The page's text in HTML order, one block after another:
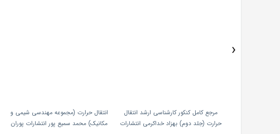
مرجع کامل کنکور کارشناسی ارشد انتقال
حرارت (جلد دوم) بهزاد خداکرمی انتشارات
انتقال حرارت (مجموعه مهندسی شیمی و
مکانیک) محمد سمیع پور انتشارات پوران
›